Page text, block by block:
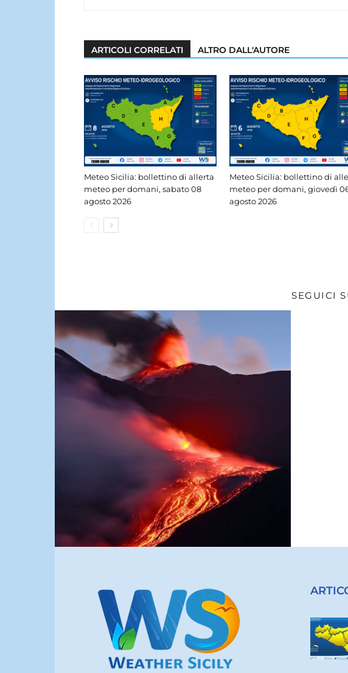
ARTICOLI CORRELATI ALTRO DALL'AUTORE
Meteo Sicilia: bollettino di allerta
meteo per domani, sabato 08
agosto 2026
Meteo Sicilia: bollettino di
meteo per domani, giovedì
agosto 2026
SEGUICI